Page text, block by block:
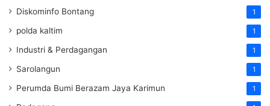
Diskominfo Bontang 1
polda kaltim 1
Industri & Perdagangan 1
Sarolangun 1
Perumda Bumi Berazam Jaya Karimun 1